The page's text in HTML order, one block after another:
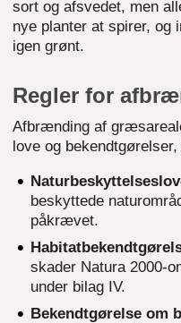
sort og afsvedet, men
nye planter at spirer, og
igen grønt.
Regler for
Afbrænding af
love og bekendtgørelser,
beskyttede
påkrævet.
skader Natura 2000-
under bilag IV.
Bekendtgørelse om